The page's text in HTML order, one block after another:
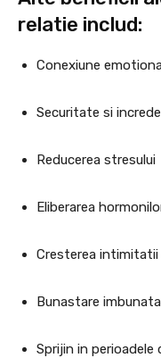
relatie includ:
Conexiune
Securitate si
Reducerea stresului
Eliberarea
Cresterea
Bunastare
Sprijin in perioadele